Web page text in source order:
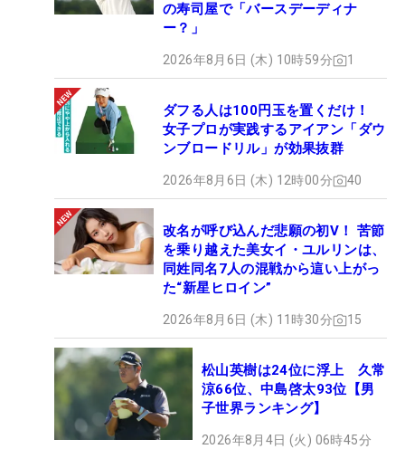
の寿司屋で「バースデーディナ
ー？」
2026年8月6日 (木) 10時59分 1
ダフる人は100円玉を置くだけ！
女子プロが実践するアイアン「ダウ
ンブロードリル」が効果抜群
2026年8月6日 (木) 12時00分 40
改名が呼び込んだ悲願の初V！ 苦節
を乗り越えた美女イ・ユルリンは、
同姓同名7人の混戦から這い上がっ
た“新星ヒロイン”
2026年8月6日 (木) 11時30分 15
松山英樹は24位に浮上 久常
涼66位、中島啓太93位【男
子世界ランキング】
2026年8月4日 (火) 06時45分